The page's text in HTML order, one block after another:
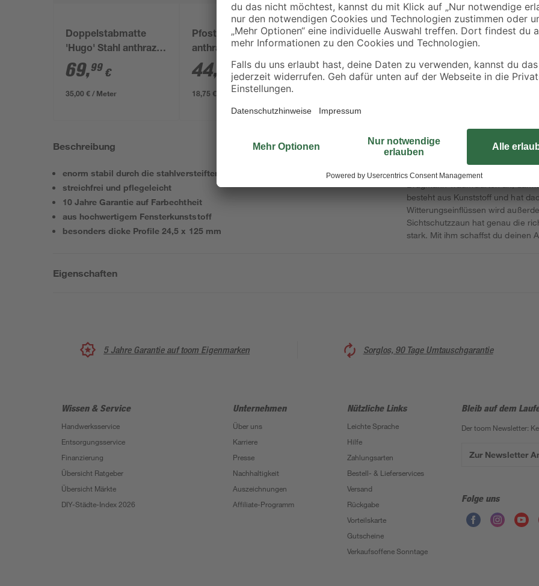
Doppelstabmatte
'Hugo' Stahl anthrazit
200 x 180 cm
69,99 €
35,00 € / Meter
Pfosten 'Hugo' Stahl
anthrazit für
Doppelstabmatten 4
x 4 x 240 cm
44, €
18,75 € / Meter
Doppelstabmatte
'Ivar' Stahl anthrazit
200 x 123 cm
47, 99€
Verbindungspfosten
'Ivar' Stahl anthrazit
170 x 4 x 4 cm
32,99 €
Beschreibung
enorm stabil durch die stahlversteiften Rahmen
streichfrei und pflegeleicht
10 Jahre Garantie auf Farbechtheit
aus hochwertigem Fensterkunststoff
besonders dicke Profile 24,5 x 125 mm
Für ein hohes Maß an
Brügmann TraumGarten an,
besteht aus Kunststoff und hat
Witterungseinflüssen wird
Sichtschutzzaun hat genau die
stark. Mit ihm schaffst du deinen
Eigenschaften
5 Jahre Garantie auf toom Eigenmarken Sorglos, 90 Tage Umtauschgarantie
Wissen & Service
Handwerksservice
Entsorgungsservice
Finanzierung
Übersicht Ratgeber
Übersicht Märkte
DIY-Städte-Index 2026
Unternehmen
Über uns
Karriere
Presse
Nachhaltigkeit
Auszeichnungen
Affiliate-Programm
Nützliche Links
Leichte Sprache
Hilfe
Zahlungsarten
Bestell- & Lieferservices
Versand
Rückgabe
Vorteilskarte
Gutscheine
Verkaufsoffene Sonntage
Bleib auf dem
Der toom Newsletter:
Zur Newsletter
Folge uns